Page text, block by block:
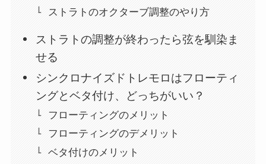
ストラトのオクターブ調整のやり方
ストラトの調整が終わったら弦を馴染ま
せる
シンクロナイズドトレモロはフローティ
ングとベタ付け、どっちがいい？
フローティングのメリット
フローティングのデメリット
ベタ付けのメリット